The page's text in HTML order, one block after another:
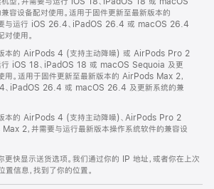
容设备配对使用。适用于固件更新至最新版本的
与运行 iOS 26.4、iPadOS 26.4 或 macOS 26.4
使用。
本的 AirPods 4 (支持主动降噪) 或 AirPods Pro 2
行 iOS 18、iPadOS 18 或 macOS Sequoia 及更
用。适用于固件更新至最新版本的 AirPods Max 2，
、iPadOS 26.4 或 macOS 26.4 及更新系统的兼
本的 AirPods 4 (支持主动降噪)、AirPods Pro 2
2，并需要与运行最新版本操作系统软件的兼容设
更快显示送货选项。我们通过你的 IP 地址，或者你在上次
信息，找到了你的位置。